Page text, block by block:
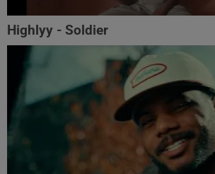
Highlyy - Soldier